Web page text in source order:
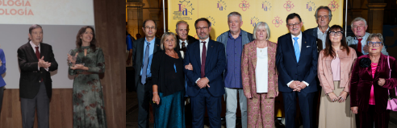
– IV
i
Estratègia de
i PR
Institut d’Estudis Aranesi
(IEA)
Campanyes culturals Estratègia de
comunicació i PR